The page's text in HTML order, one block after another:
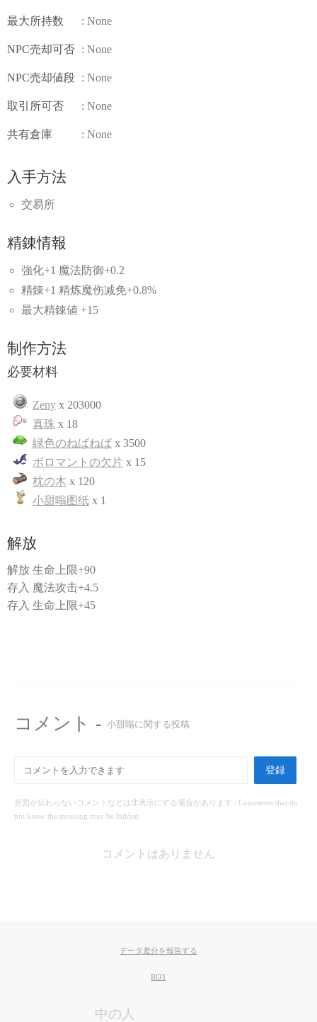
最大所持数 : None
NPC売却可否 : None
NPC売却値段 : None
取引所可否 : None
共有倉庫 : None
入手方法
交易所
精錬情報
強化+1 魔法防御+0.2
精錬+1 精炼魔伤减免+0.8%
最大精錬値 +15
制作方法
必要材料
Zeny x 203000
真珠 x 18
緑色のねばねば x 3500
ボロマントの欠片 x 15
枕の木 x 120
小甜嗡图纸 x 1
解放
解放 生命上限+90
存入 魔法攻击+4.5
存入 生命上限+45
コメント - 小甜嗡に関する投稿
登録
意図が伝わらないコメントなどは非表示にする場合があります / Comments that do
not know the meaning may be hidden.
コメントはありません
データ差分を報告する
RO3
中の人